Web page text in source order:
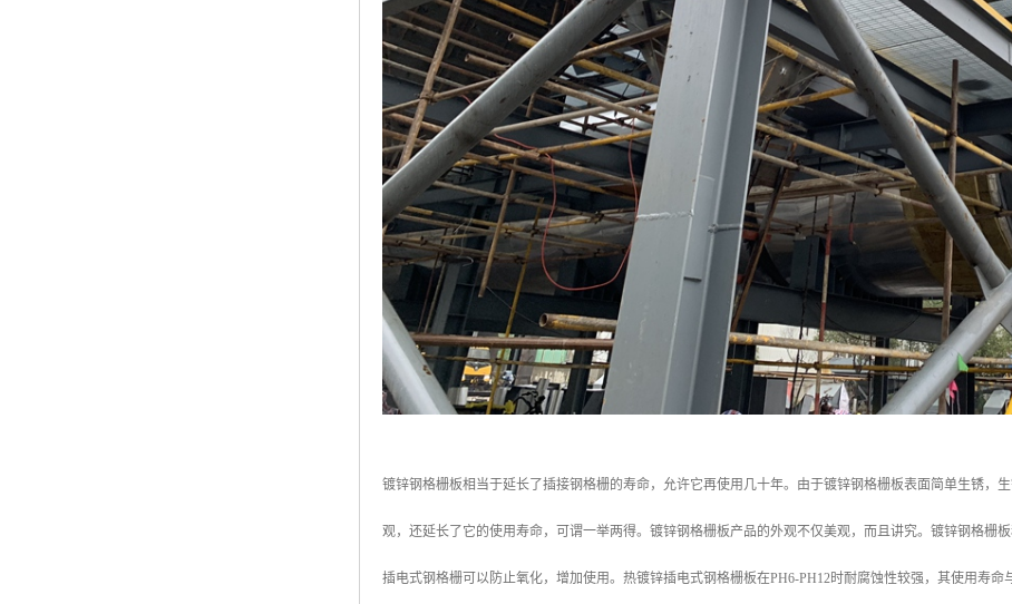
镀锌钢格栅板相当于延长了插接钢格栅的寿命，允许它再使用几十年。由于镀锌钢格栅板表面简单生锈，
观，还延长了它的使用寿命，可谓一举两得。镀锌钢格栅板产品的外观不仅美观，而且讲究。镀锌钢格栅
插电式钢格栅可以防止氧化，增加使用。热镀锌插电式钢格栅板在PH6-PH12时耐腐蚀性较强，其使用寿